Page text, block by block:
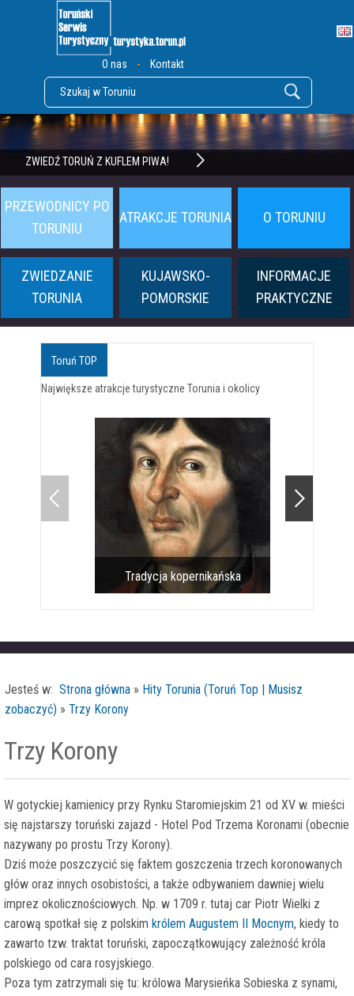
O nas Kontakt
ZWIEDŹ TORUŃ Z KUFLEM PIWA!
POZNAJ TWIERDZĘ TORUŃ
PRZEWODNICY PO
TORUNIU
ATRAKCJE TORUNIA O TORUNIU
ZWIEDZANIE
TORUNIA
KUJAWSKO-
POMORSKIE
INFORMACJE
PRAKTYCZNE
Toruń TOP
Największe atrakcje turystyczne Torunia i okolicy
Tradycja kopernikańska
Jesteś w: Strona główna » Hity Torunia (Toruń Top | Musisz
zobaczyć) » Trzy Korony
Trzy Korony
W gotyckiej kamienicy przy Rynku Staromiejskim 21 od XV w. mieści
się najstarszy toruński zajazd - Hotel Pod Trzema Koronami (obecnie
nazywany po prostu Trzy Korony).
Dziś może poszczycić się faktem goszczenia trzech koronowanych
głów oraz innych osobistości, a także odbywaniem dawniej wielu
imprez okolicznościowych. Np. w 1709 r. tutaj car Piotr Wielki z
carową spotkał się z polskim królem Augustem II Mocnym, kiedy to
zawarto tzw. traktat toruński, zapoczątkowujący zależność króla
polskiego od cara rosyjskiego.
Poza tym zatrzymali się tu: królowa Marysieńka Sobieska z synami,